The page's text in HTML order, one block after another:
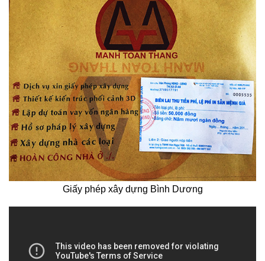
Giấy phép xây dựng Bình Dương